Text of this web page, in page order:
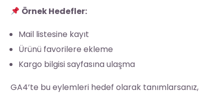
Örnek Hedefler:
Mail listesine kayıt
Ürünü favorilere ekleme
Kargo bilgisi sayfasına ulaşma
GA4’te bu eylemleri hedef olarak tanımlarsanız,